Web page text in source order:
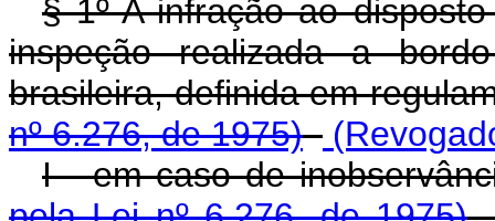
§ 1º A infração ao
inspeção realizada a
brasileira, definida em
nº 6.276, de 1975)
I - em caso de